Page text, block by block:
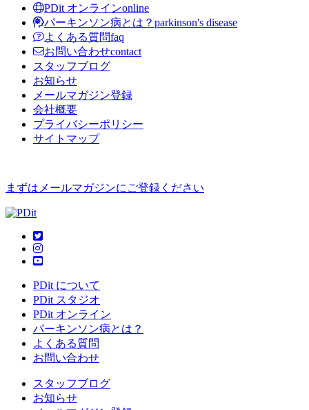
PDit オンラインonline
パーキンソン病とは？ parkinson's disease
よくある質問faq
お問い合わせcontact
スタッフブログ
お知らせ
メールマガジン登録
会社概要
プライバシーポリシー
サイトマップ
まずはメールマガジンにご登録ください
PDit について
PDit スタジオ
PDit オンライン
パーキンソン病とは？
よくある質問
お問い合わせ
スタッフブログ
お知らせ